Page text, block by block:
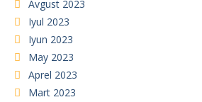
Avgust 2023
Iyul 2023
Iyun 2023
May 2023
Aprel 2023
Mart 2023